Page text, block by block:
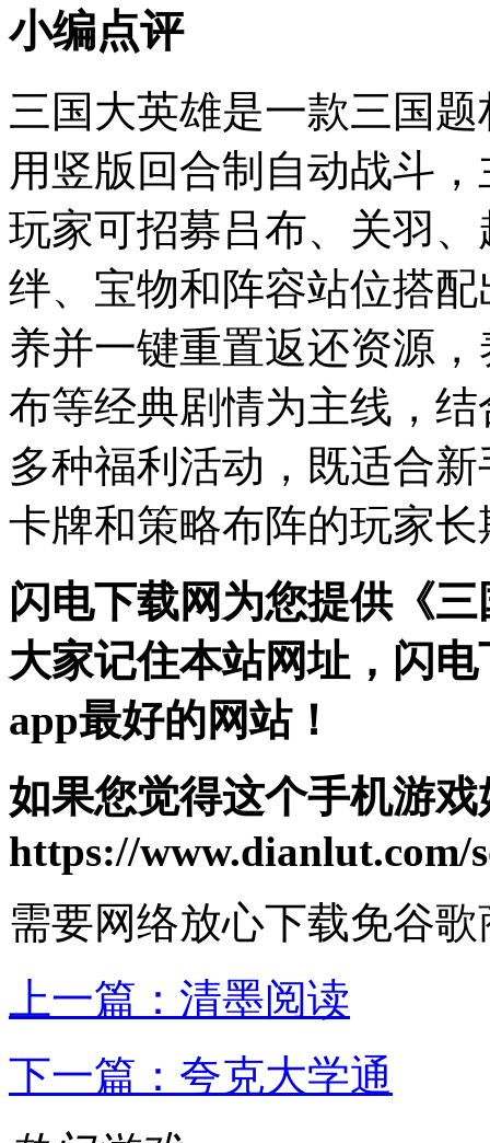
小编点评
三国大英雄是一款三国
用竖版回合制自动战斗
玩家可招募吕布、关羽
绊、宝物和阵容站位搭
养并一键重置返还资源
布等经典剧情为主线，
多种福利活动，既适合
卡牌和策略布阵的玩家
闪电下载网为您提供《
大家记住本站网址，闪
app最好的网站！
如果您觉得这个手机游
https://www.dianlut.com/
需要网络放心下载免谷歌
上一篇： 清墨阅读
下一篇： 夸克大学通